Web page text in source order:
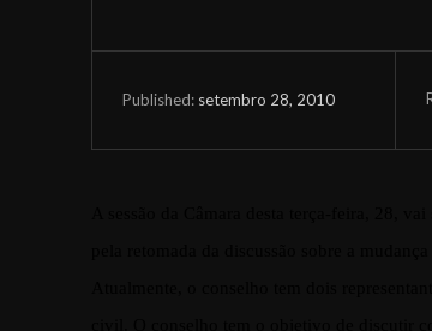
Published: setembro 28, 2010